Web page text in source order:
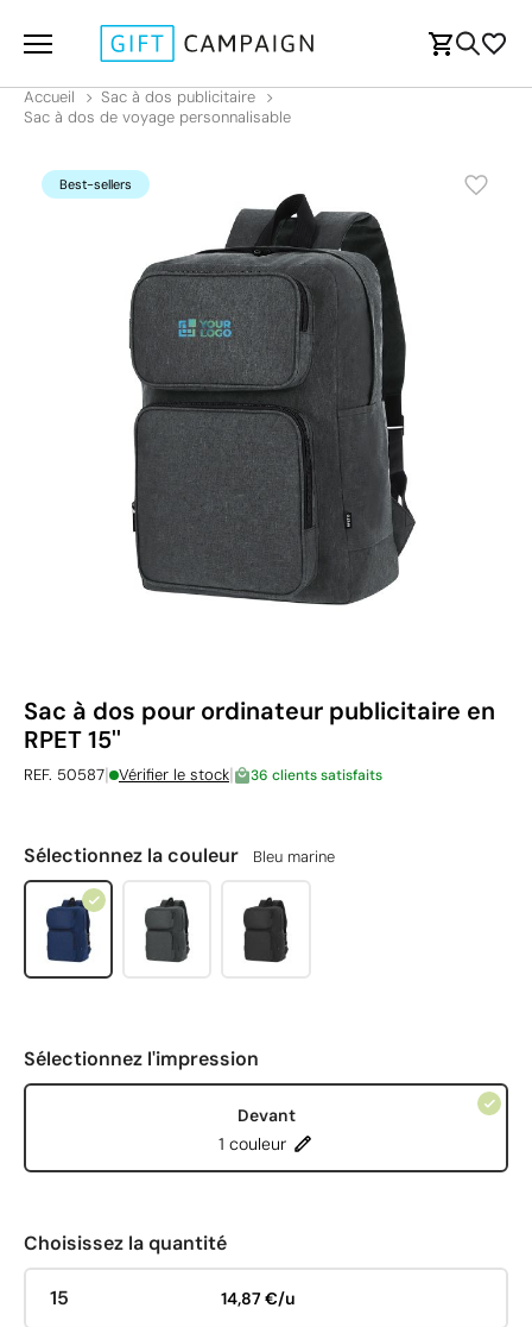
Accueil
Sac à dos publicitaire
Sac à dos de voyage personnalisable
Best-sellers
Sac à dos pour ordinateur publicitaire en
RPET 15''
REF. 50587| Vérifier le stock| 36 clients satisfaits
Sélectionnez la couleur Bleu marine
Sélectionnez l'impression
Devant
1 couleur
Choisissez la quantité
15 14,87 €/u